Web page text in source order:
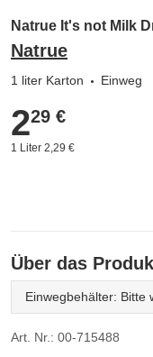
Natrue It's not Milk
Natrue
1 liter Karton Einweg
2,29 €
229 €
1 Liter 2,29 €
Über das
Einwegbehälter: Bitte
Art. Nr.: 00-715488